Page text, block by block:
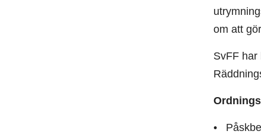
om att
SvFF har
•